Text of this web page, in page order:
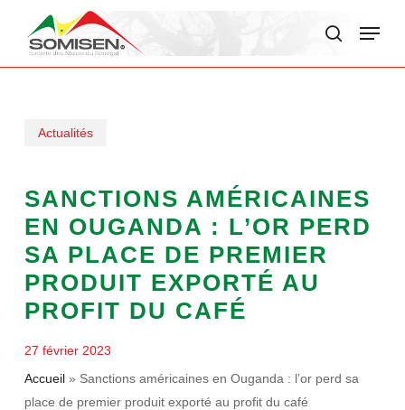
Menu
Actualités
SANCTIONS AMÉRICAINES
EN OUGANDA : L’OR PERD
SA PLACE DE PREMIER
PRODUIT EXPORTÉ AU
PROFIT DU CAFÉ
27 février 2023
Accueil» Sanctions américaines en Ouganda : l’or perd sa
place de premier produit exporté au profit du café